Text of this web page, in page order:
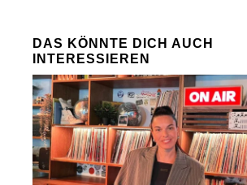
DAS KÖNNTE DICH AUCH
INTERESSIEREN